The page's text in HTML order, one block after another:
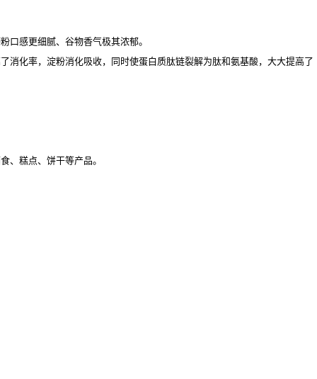
口感更细腻、谷物香气极其浓郁。
消化率，淀粉消化吸收，同时使蛋白质肽链裂解为肽和氨基酸，大大提高了
、糕点、饼干等产品。